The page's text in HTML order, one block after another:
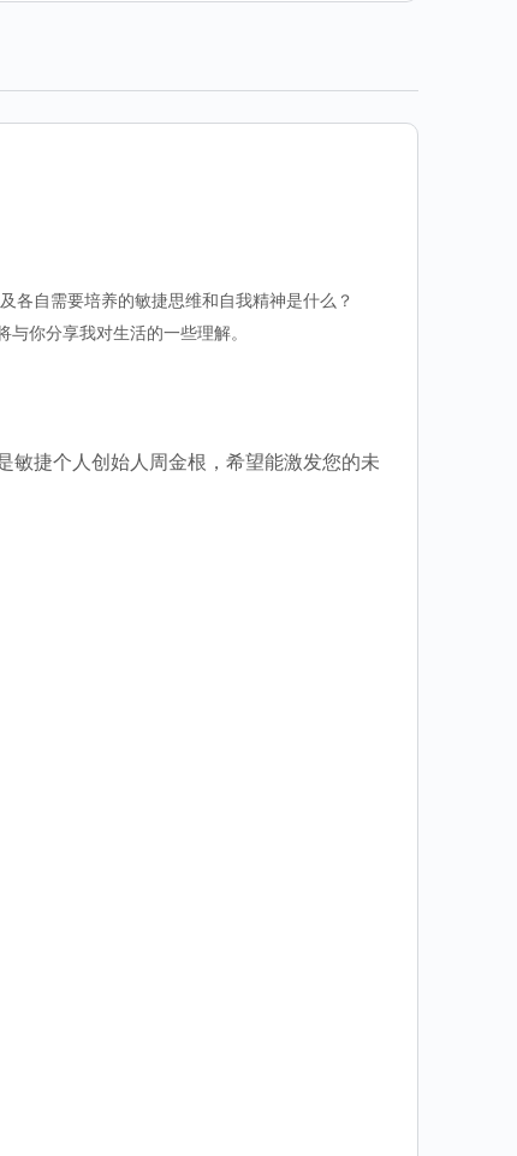
各自需要培养的敏捷思维和自我精神是什么？
你分享我对生活的一些理解。
捷个人创始人周金根，希望能激发您的未